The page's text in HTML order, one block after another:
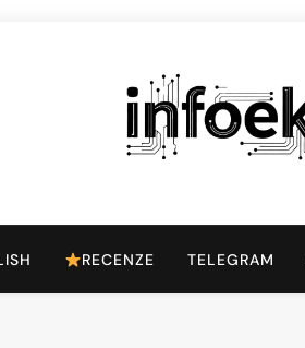
Infoek.cz
RECENZE TELEGRAM